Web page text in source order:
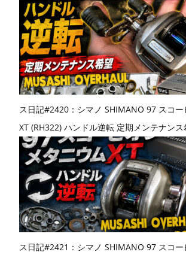
ス日記#2420：シマノ SHIMANO 97 スコ
XT (RH322) ハンドル逆転 定期メンテナンス
ス日記#2421：シマノ SHIMANO 97 スコ